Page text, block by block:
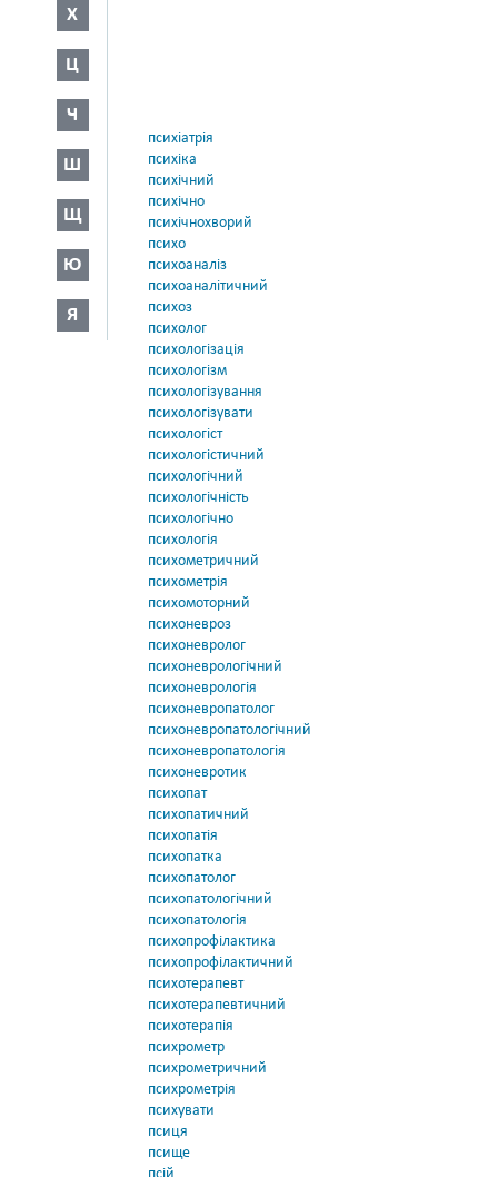
Х
Ц
Ч
Ш
Щ
Ю
Я
психіатрія
психіка
психічний
психічно
психічнохворий
психо
психоаналіз
психоаналітичний
психоз
психолог
психологізація
психологізм
психологізування
психологізувати
психологіст
психологістичний
психологічний
психологічність
психологічно
психологія
психометричний
психометрія
психомоторний
психоневроз
психоневролог
психоневрологічний
психоневрологія
психоневропатолог
психоневропатологічний
психоневропатологія
психоневротик
психопат
психопатичний
психопатія
психопатка
психопатолог
психопатологічний
психопатологія
психопрофілактика
психопрофілактичний
психотерапевт
психотерапевтичний
психотерапія
психрометр
психрометричний
психрометрія
психувати
псиця
псище